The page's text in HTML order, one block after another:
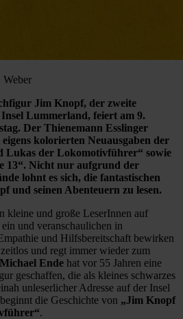
Weber
Jim Knopf, der zweite
Lummerland, feiert am 9.
Der Thienemann Esslinger
kolorierten Neuausgaben der
Lukas der Lokomotivführer“ sowie
13“. Nicht nur aufgrund der
lohnt es sich, die fantastischen
und seinen Abenteuern zu lesen.
kleine und große LeserInnen auf
und veranschaulichen in
und Hilfsbereitschaft bewirken
und regt immer wieder zum
Michael Ende hat vor 55 Jahren eine
geschaffen, die als kleines schwarzes
unleserlicher Adresse auf der Insel
die Geschichte von „Jim Knopf
.